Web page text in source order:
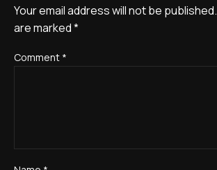
Your email address will not be published.
are marked*
Comment *